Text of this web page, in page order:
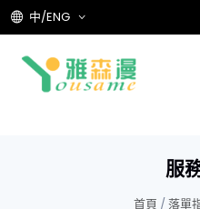
中/ENG
服
首頁 / 落單